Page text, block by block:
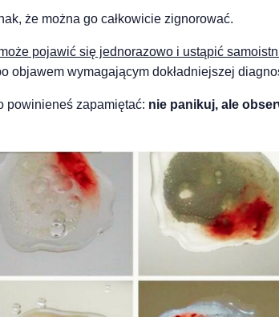
że można go całkowicie zignorować.
pojawić się jednorazowo i ustąpić
objawem wymagającym dokładniejszej
powinieneś zapamiętać: nie panikuj, ale